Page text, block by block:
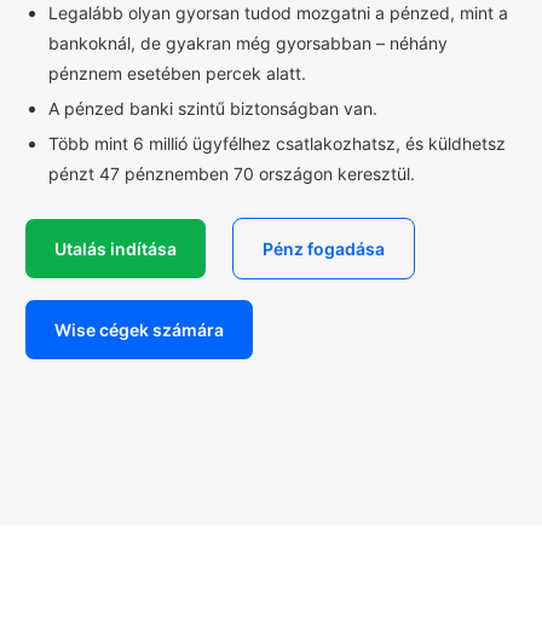
Legalább olyan gyorsan tudod mozgatni a pénzed, mint a
bankoknál, de gyakran még gyorsabban – néhány
pénznem esetében percek alatt.
A pénzed banki szintű biztonságban van.
Több mint 6 millió ügyfélhez csatlakozhatsz, és küldhetsz
pénzt 47 pénznemben 70 országon keresztül.
Utalás indítása Pénz fogadása
Wise cégek számára